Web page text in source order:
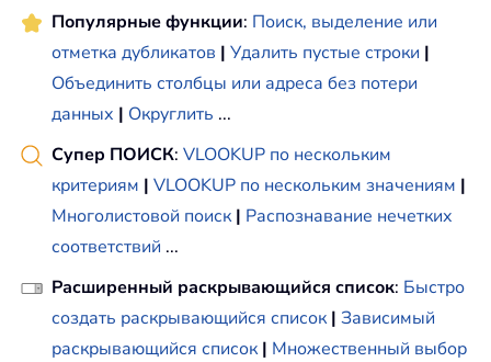
Популярные функции: Поиск, выделение или
отметка дубликатов | Удалить пустые строки |
Объединить столбцы или адреса без потери
данных | Округлить ...
Супер ПОИСК: VLOOKUP по нескольким
критериям | VLOOKUP по нескольким значениям |
Многолистовой поиск | Распознавание нечетких
соответствий ...
Расширенный раскрывающийся список: Быстро
создать раскрывающийся список | Зависимый
раскрывающийся список | Множественный выбор